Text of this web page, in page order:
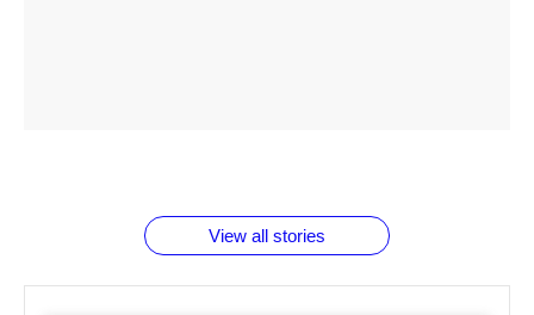
View all stories